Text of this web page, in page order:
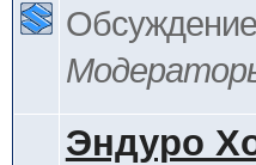
Обсуждение
Эндуро